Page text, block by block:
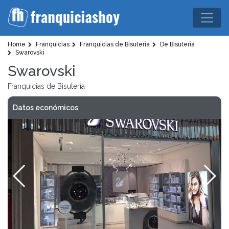
Home Franquicias Franquicias de Bisutería
De Bisutería
Swarovski
Swarovski
Franquicias de Bisutería
Datos económicos